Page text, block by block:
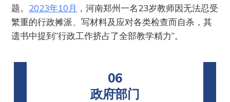
题。 2023年10月 ，河南郑州一名23岁教师因无法忍受
繁重的行政摊派、写材料及应对各类检查而自杀，其
遗书中提到“行政工作挤占了全部教学精力”。
06
政府部门